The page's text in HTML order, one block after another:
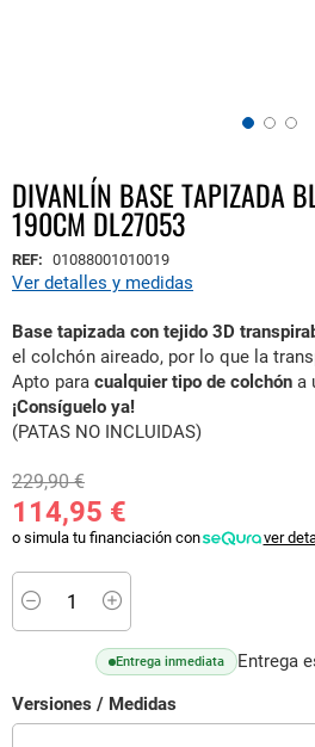
Saltar
al
comienzo
de
la
de
imágenes
DIVANLÍN BASE TAPIZADA
190CM DL27053
Ver detalles y medidas
REF: 01088001010019
Base tapizada con tejido 3D
el colchón aireado, por lo que la
Apto para cualquier tipo de colchón a
¡Consíguelo ya!
(PATAS NO INCLUIDAS)
114,95 €
229,90 €
o simula tu financiación con ver
Versiones / Medidas
Entrega inmediata Entrega
Minus